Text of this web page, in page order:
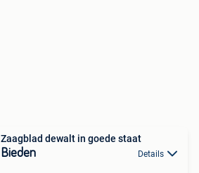
Zaagblad dewalt in goede staat
Bieden Details